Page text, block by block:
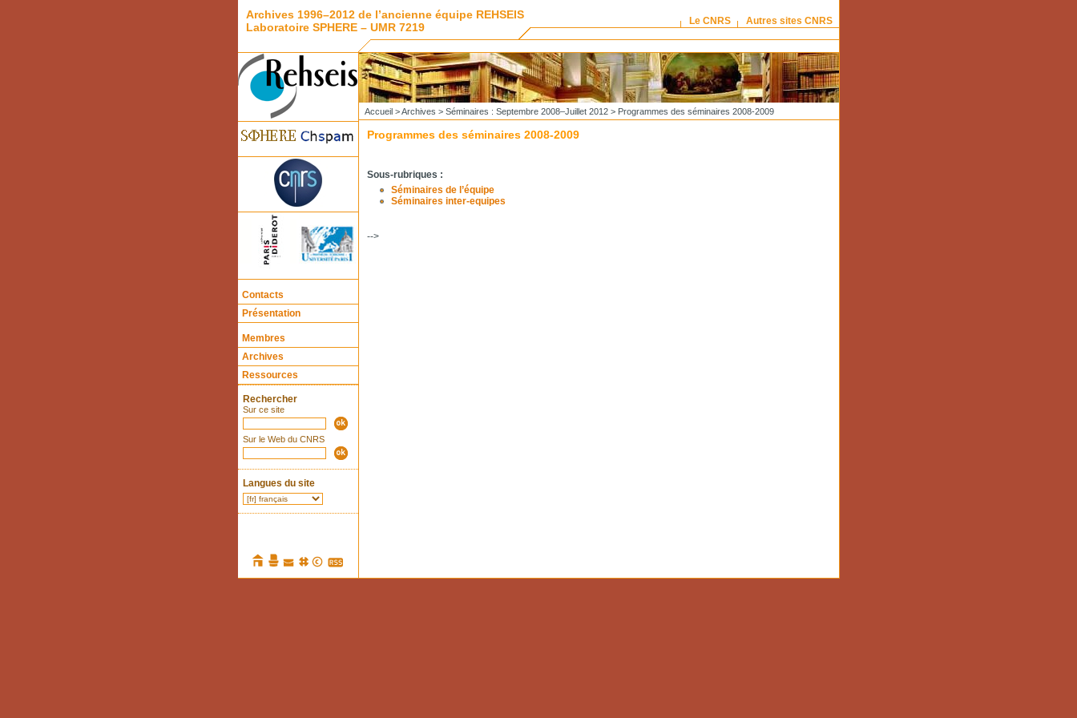
Archives 1996–2012 de l’ancienne équipe REHSEIS
Laboratoire SPHERE – UMR 7219
Le CNRS Autres sites CNRS
Contacts
Présentation
Membres
Archives
Ressources
Rechercher
Sur ce site
Sur le Web du CNRS
Langues du site
Accueil>Archives > Séminaires : Septembre 2008–Juillet 2012> Programmes des séminaires 2008-2009
Programmes des séminaires 2008-2009
Sous-rubriques :
Séminaires de l’équipe
Séminaires inter-equipes
-->